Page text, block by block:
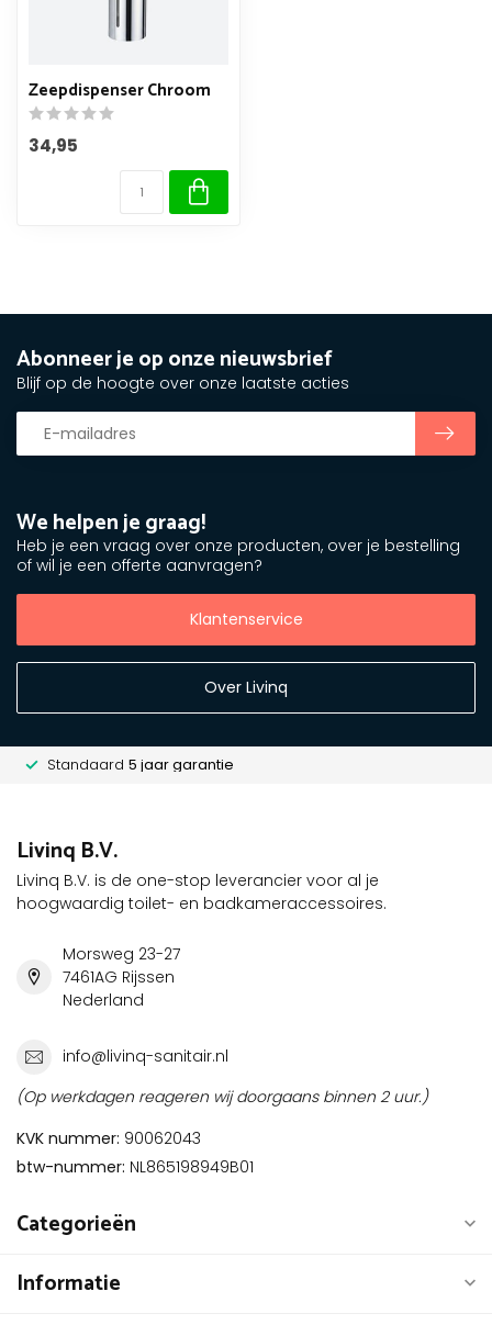
Zeepdispenser Chroom
34,95
We helpen je graag!
Heb je een vraag over onze producten, over je bestelling
of wil je een offerte aanvragen?
Klantenservice
Over Livinq
Abonneer je op onze nieuwsbrief
Blijf op de hoogte over onze laatste acties
Standaard 5 jaar garantie
Livinq B.V.
Livinq B.V. is de one-stop leverancier voor al je
hoogwaardig toilet- en badkameraccessoires.
Morsweg 23-27
7461AG Rijssen
Nederland
info@livinq-sanitair.nl
(Op werkdagen reageren wij doorgaans binnen 2 uur.)
KVK nummer: 90062043
btw-nummer: NL865198949B01
Categorieën
Informatie